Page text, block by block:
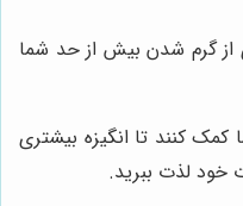
از گرم شدن بیش از حد شما
کمک کنند تا انگیزه بیشتری
خود لذت ببرید.